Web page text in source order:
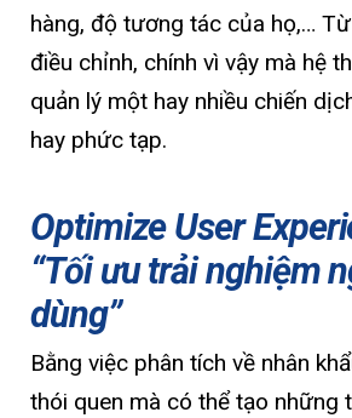
hàng, độ tương tác của họ,…
điều chỉnh, chính vì vậy mà hệ
quản lý một hay nhiều chiến
hay phức tạp.
Optimize User
“Tối ưu trải nghiệm
dùng”
Bằng việc phân tích về nhân
thói quen mà có thể tạo những